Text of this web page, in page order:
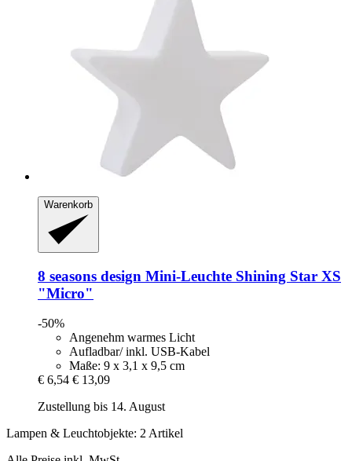
Warenkorb
8 seasons design Mini-​Leuchte Shining Star XS
"Micro"
-50%
Angenehm warmes Licht
Aufladbar/ inkl. USB-Kabel
Maße: 9 x 3,1 x 9,5 cm
€ 6,54 € 13,09
Zustellung bis 14. August
Lampen & Leuchtobjekte: 2 Artikel